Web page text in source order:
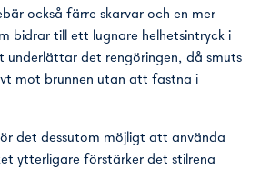
också färre skarvar och en mer
bidrar till ett lugnare helhetsintryck i
underlättar det rengöringen, då smuts
mot brunnen utan att fastna i
det dessutom möjligt att använda
ytterligare förstärker det stilrena